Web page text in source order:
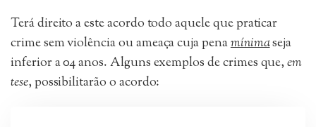
Terá direito a este acordo todo aquele que praticar
crime sem violência ou ameaça cuja penamínimaseja
inferior a 04 anos. Alguns exemplos de crimes que,em
tese, possibilitarão o acordo: